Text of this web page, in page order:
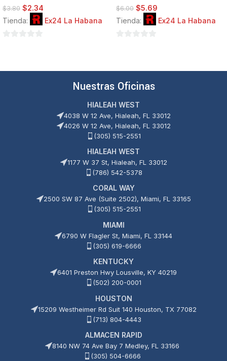
$3.80 $2.34
Tienda:
Ex24 La Habana
$6.00 $5.69
Tienda:
Ex24 La Habana
Nuestras Oficinas
HIALEAH WEST
4038 W 12 Ave, Hialeah, FL 33012
4026 W 12 Ave, Hialeah, FL 33012
(305) 515-2551
HIALEAH WEST
1177 W 37 St, Hialeah, FL 33012
(786) 542-5378
CORAL WAY
2500 SW 87 Ave (Suite 2502), Miami, FL 33165
(305) 515-2551
MIAMI
6790 W Flagler St, Miami, FL 33144
(305) 619-6666
KENTUCKY
6401 Preston Hwy Lousville, KY 40219
(502) 200-0001
HOUSTON
15209 Westheimer Rd Suit 140 Houston, TX 77082
(713) 804-4443
ALMACEN RAPID
8140 NW 74 Ave Bay 7 Medley, FL 33166
(305) 504-6666